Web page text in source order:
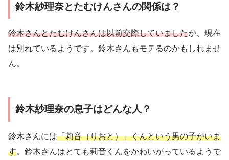
鈴木紗理奈とたむけんさんの関係は？
鈴木さんとたむけんさんは以前交際していましたが、現在
は別れているようです。鈴木さんもモテるのかもしれませ
ん。
鈴木紗理奈の息子はどんな人？
鈴木さんには「莉音（りおと）」くんという男の子がいま
す。鈴木さんはとても莉音くんをかわいがっているようで